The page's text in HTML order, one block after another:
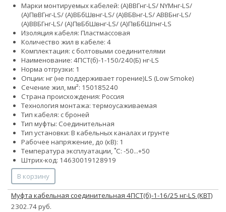
Марки монтируемых кабелей: (А)ВВГнг-LS/ NYMнг-LS/
(А)ПвВГнг-LS/ (А)ВБбШвнг-LS/ (А)ВБВнг-LS/ АВВБнг-LS/
(А)ВВБГнг-LS/ (А)ПвБбШвнг-LS/ (А)ПвБбШпнг-LS
Изоляция кабеля: Пластмассовая
Количество жил в кабеле: 4
Комплектация: с болтовыми соединителями
Наименование: 4ПСТ(б)-1-150/240(Б) нг-LS
Норма отгрузки: 1
Опции: нг (не поддерживает горение)LS (Low Smoke)
Сечение жил, мм²: 150185240
Страна происхождения: Россия
Технология монтажа: термоусаживаемая
Тип кабеля: с броней
Тип муфты: Соединительная
Тип установки: В кабельных каналах и грунте
Рабочее напряжение, до (кВ): 1
Температура эксплуатации, ˚С: -50...+50
Штрих-код: 14630019128919
В корзину
Муфта кабельная соединительная 4ПСТ(б)-1-16/25 нг-LS (КВТ)
2302.74 руб.